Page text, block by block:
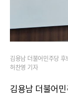
김용남 더불어민주당
허찬영 기자
김용남 더불어